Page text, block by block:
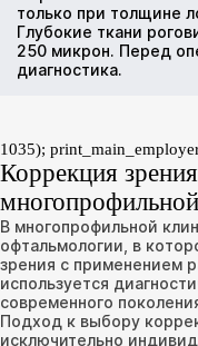
только при толщине
Глубокие ткани
250 микрон. Перед
диагностика.
1035);
Коррекция
В многопрофильной
офтальмологии, в
зрения с применением
используется
современного
Подход к выбору
исключительно